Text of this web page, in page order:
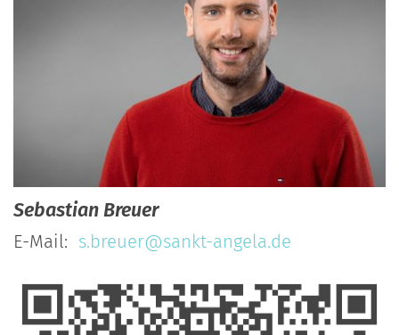
SebastianBreuer
E-Mail: s.breuer@sankt-angela.de